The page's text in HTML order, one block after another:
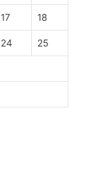
17 18
24 25